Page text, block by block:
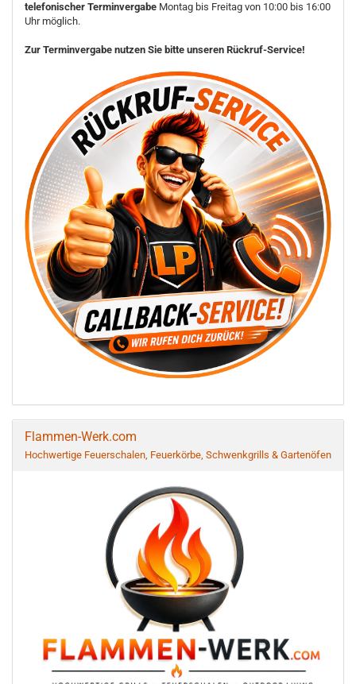
telefonischer Terminvergabe Montag bis Freitag von 10:00 bis 16:00
Uhr möglich.
Zur Terminvergabe nutzen Sie bitte unseren Rückruf-Service!
Flammen-Werk.com
Hochwertige Feuerschalen, Feuerkörbe, Schwenkgrills & Gartenöfen